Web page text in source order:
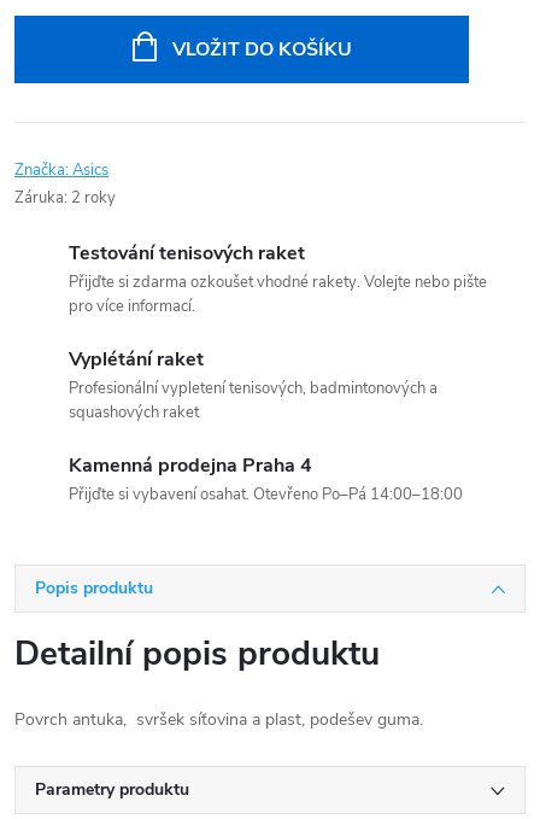
VLOŽIT DO KOŠÍKU
Značka:Asics
Záruka: 2 roky
Testování tenisových raket
Přijďte si zdarma ozkoušet vhodné rakety. Volejte nebo pište
pro více informací.
Vyplétání raket
Profesionální vypletení tenisových, badmintonových a
squashových raket
Kamenná prodejna Praha 4
Přijďte si vybavení osahat. Otevřeno Po–Pá 14:00–18:00
Popis produktu
Detailní popis produktu
Povrch antuka, svršek síťovina a plast, podešev guma.
Parametry produktu